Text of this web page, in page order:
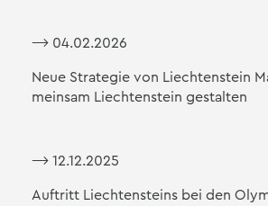
⟶ 04.02.2026
Neue Stra­te­gie von Liech­ten­stein
mein­sam Liech­ten­stein ge­stal­ten
⟶ 12.12.2025
Auf­tritt Liech­ten­steins bei den